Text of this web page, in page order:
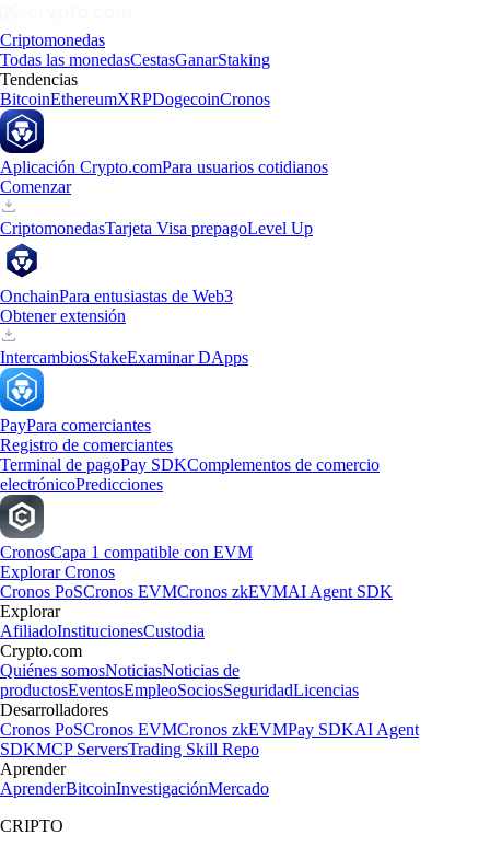
Criptomonedas
Todas las monedasCestasGanarStaking
Tendencias
BitcoinEthereumXRPDogecoinCronos
Aplicación Crypto.comPara usuarios cotidianos
Comenzar
CriptomonedasTarjeta Visa prepagoLevel Up
OnchainPara entusiastas de Web3
Obtener extensión
IntercambiosStakeExaminar DApps
PayPara comerciantes
Registro de comerciantes
Terminal de pagoPay SDKComplementos de comercio
electrónicoPredicciones
CronosCapa 1 compatible con EVM
Explorar Cronos
Cronos PoSCronos EVMCronos zkEVMAI Agent SDK
Explorar
AfiliadoInstitucionesCustodia
Crypto.com
Quiénes somosNoticiasNoticias de
productosEventosEmpleoSociosSeguridadLicencias
Desarrolladores
Cronos PoSCronos EVMCronos zkEVMPay SDKAI Agent
SDKMCP ServersTrading Skill Repo
Aprender
AprenderBitcoinInvestigaciónMercado
CRIPTO